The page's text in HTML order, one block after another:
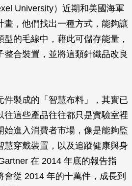
University）近期和美國海軍
畫，他們找出一種方式，能夠讓
的毛線中，藉此可儲存能量，
整合裝置，並將這類針織品改良
件製成的「智慧布料」，其實已
往這些產品往往都只是實驗室裡
始進入消費者市場，像是能夠監
慧穿戴裝置，以及追蹤健康與身
在 2014 年底的報告指
會從 2014 年的十萬件，成長到